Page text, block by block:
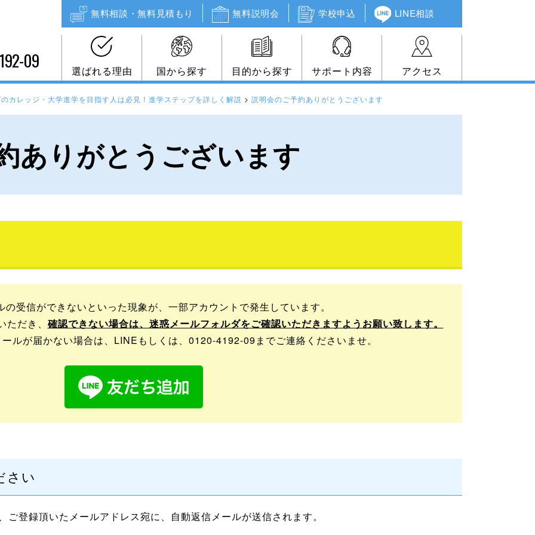
無料相談・無料見積もり 無料説明会 学校申込 LINE相談
09 選ばれる理由 国から探す 目的から探す サポート内容 アクセス
カレッジ・大学進学を目指す人は必見！進学ステップを詳しく解説 > 説明会のご予約ありがとうございます
ありがとうございます
受信ができないといった現象が、一部アカウントで発生しています。
だき、 確認できない場合は、迷惑メールフォルダをご確認いただきますようお願い致します。
ルが届かない場合は、LINEもしくは、0120-4192-09までご連絡くださいませ。
さい
登録頂いたメールアドレス宛に、自動返信メールが送信されます。